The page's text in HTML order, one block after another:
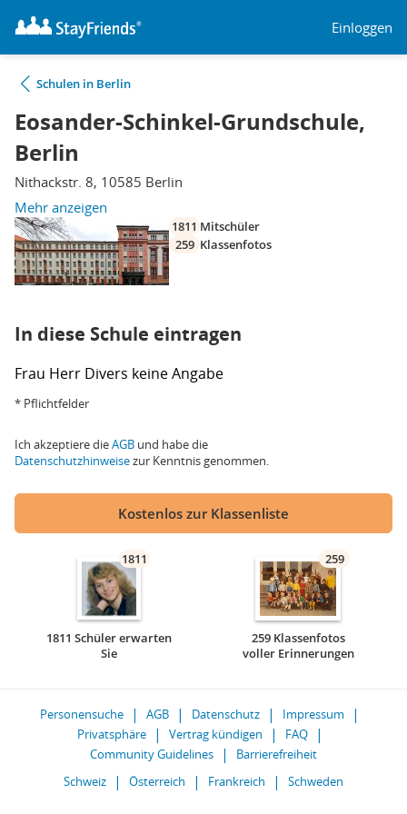
Einloggen
Schulen in Berlin
Eosander-Schinkel-Grundschule,
Berlin
Nithackstr. 8, 10585 Berlin
Mehr anzeigen
1811 Mitschüler
259 Klassenfotos
In diese Schule eintragen
Frau Herr Divers keine Angabe
* Pflichtfelder
Ich akzeptiere dieAGB und habe die
Datenschutzhinweisezur Kenntnis genommen.
Kostenlos zur Klassenliste
1811
1811 Schüler erwarten
Sie
259
259 Klassenfotos
voller Erinnerungen
Personensuche AGB Datenschutz
Impressum
Privatsphäre
Vertrag kündigen
FAQ
Community Guidelines
Barrierefreiheit
Schweiz
Österreich Frankreich Schweden